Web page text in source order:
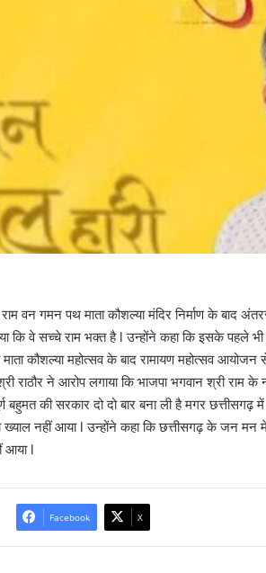
वन गमन पथ माता कौशल्या मंदिर निर्माण के बाद
कि वे सच्चे राम भक्त है l उन्होंने कहा कि इसके पहले
कौशल्या महोत्सव के बाद रामायण महोत्सव
राठौर ने आरोप लगाया कि भाजपा भगवान श्री राम
की सरकार दो दो बार बना ली है मगर छत्तीसगढ़
नहीं आया l उन्होंने कहा कि छत्तीसगढ़ के जन मन
आया l
Facebook X